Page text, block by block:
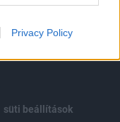
Privacy Policy
süti beállítások